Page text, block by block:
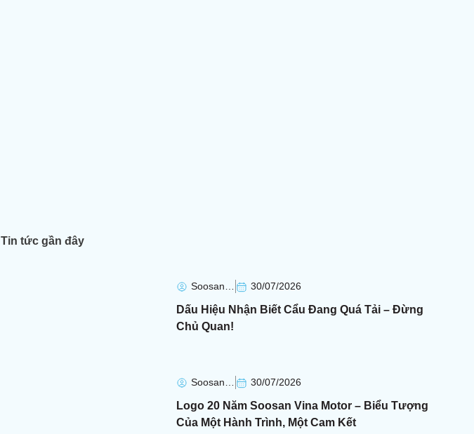
Tin tức gần đây
Soosan Soosan 30/07/2026
Dấu Hiệu Nhận Biết Cẩu Đang Quá Tải – Đừng
Chủ Quan!
Soosan Soosan 30/07/2026
Logo 20 Năm Soosan Vina Motor – Biểu Tượng
Của Một Hành Trình, Một Cam Kết